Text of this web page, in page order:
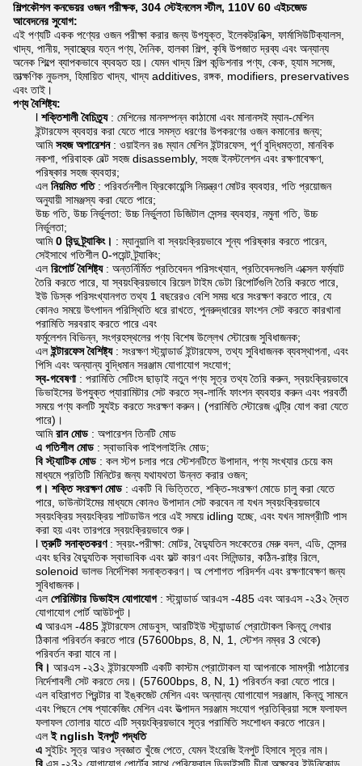
শিল্পকৌশল কনভেয়র ওজন পরীক্ষক, 304 স্টেইনলেস স্টীল, 110V 60 এইচজেড
আবেদনের সুযোগ:
এই পণ্যটি একক পণ্যের ওজন পরীক্ষা করার জন্য উপযুক্ত, ইলেকট্রনিক্স, ফার্মাসিউটিক্যালস,
খাদ্য, পানীয়, স্বাস্থ্যের যত্ন পণ্য, দৈনিক, হালকা শিল্প, কৃষি উপজাত দ্রব্য এবং অন্যান্য
অনেক শিল্পে ব্যাপকভাবে ব্যবহৃত হয়। যেমন খাদ্য শিল্প কন্ডিশনার পণ্য, কেক, হ্যাম সসেজ,
তাত্ক্ষণিক নুডলস, হিমায়িত খাদ্য, খাদ্য additives, রঙ্গক, modifiers, preservatives
এবং তাই।
পণ্য বৈশিষ্ট্য:
l শক্তিশালী বৈচিত্র্য: মেশিনের মানসম্পন্ন কাঠামো এবং মানানসই ম্যান-মেশিন
ইন্টারফেস ব্যবহার করা যেতে পারে সমস্ত ধরণের উপকরণের ওজন কমানোর জন্য;
আমিসহজ অপারেশন: ওয়াইলন রঙ ম্যান মেশিন ইন্টারফেস, পূর্ণ বুদ্ধিমত্তা, মানবিক
নকশা, পরিবাহক বেল্ট সহজ disassembly, সহজ ইনস্টলেশন এবং রক্ষণাবেক্ষণ,
পরিষ্কার সহজ ব্যবহার;
এল নিয়মিত গতি: পরিবর্তনশীল ফ্রিকোয়েন্সি নিয়ন্ত্রণ মোটর ব্যবহার, গতি প্রয়োজন
অনুযায়ী সামঞ্জস্য করা যেতে পারে;
উচ্চ গতি, উচ্চ নির্ভুলতা: উচ্চ নির্ভুলতা ডিজিটাল সেন্সর ব্যবহার, নমুনা গতি, উচ্চ
নির্ভুলতা;
আমি0 বিন্দু ট্র্যাকিং। : ম্যানুয়ালি বা স্বয়ংক্রিয়ভাবে শূন্য পরিষ্কার করতে পারেন,
সেইসাথে গতিশীল 0-পয়েন্ট ট্র্যাকিং;
এল রিপোর্ট বৈশিষ্ট্য: অন্তর্নির্মিত প্রতিবেদন পরিসংখ্যান, প্রতিবেদনগুলি এক্সেল ফর্ম্যাট
তৈরি করতে পারে, যা স্বয়ংক্রিয়ভাবে রিয়েল টাইম ডেটা রিপোর্টগুলি তৈরি করতে পারে,
ইউ ডিস্ক পরিসংখ্যানগত তথ্য 1 বছরেরও বেশি সময় ধরে সংরক্ষণ করতে পারে, যে
কোনও সময়ে উৎপাদন পরিস্থিতি ধরে রাখতে, পুনরুদ্ধারের ফাংশন সেট করতে কারখানা
পরামিতি সরবরাহ করতে পারে এবং
ফর্মুলেশন বিভিন্ন, সংগ্রহস্থলের পণ্য বিশেষ উল্লেখ স্টোরেজ সুবিধাজনক;
এলইন্টারফেস বৈশিষ্ট্য: সংরক্ষণ স্ট্যান্ডার্ড ইন্টারফেস, তথ্য সুবিধাজনক ব্যবস্থাপনা, এবং
পিসি এবং অন্যান্য বুদ্ধিমান সরঞ্জাম যোগাযোগ সংযোগ;
স্ব-গবেষণা: পরামিতি সেটিংস ছাড়াই নতুন পণ্য সূত্র তথ্য তৈরি করুন, স্বয়ংক্রিয়ভাবে
ডিভাইসের উপযুক্ত প্যারামিটার সেট করতে স্ব-লার্নিং ফাংশন ব্যবহার করুন এবং পরবর্তী
সময়ে পণ্য কলটি স্যুইচ করতে সংরক্ষণ করুন। (পরামিতি স্টোরেজ এন্ট্রি যোগ করা যেতে
পারে)।
আমিরান মোড: অপারেশন তিনটি মোড
এ গতিশীল মোড: স্বাভাবিক পাইপলাইনিং মোড;
বি স্ট্যাটিক মোড: কল স্টপ চলার পরে স্টেশনটিতে উপাদান, পণ্য সংখ্যার চেয়ে কম
মাধ্যমে প্রতিটি মিনিটের জন্য যথাযথতা উন্নত করার ওজন;
গ। শক্তি সংরক্ষণ মোড: একটি বি ভিত্তিতে, শক্তি-সংরক্ষণ মোডে চালু করা যেতে
পারে, ডাউনটাইমের মাধ্যমে কোনও উপাদান সেট করবেন না যখন স্বয়ংক্রিয়ভাবে
স্বয়ংক্রিয় স্বয়ংক্রিয় শাটডাউন পরে এই সময়ে idling হচ্ছে, এবং যখন সামগ্রীটি পাস
করা হয় এবং তারপরে স্বয়ংক্রিয়ভাবে শুরু।
lত্রুটি সনাক্তকরণ: স্বয়ং-পরীক্ষা: মোটর, বৈদ্যুতিন সংকেতের মেরু বদল, এডি, সেন্সর
এবং ছবির বৈদ্যুতিক স্বাভাবিক এবং ফল্ট কারণ এবং সিলিন্ডার, কঠিন-রাষ্ট্র রিলে,
solenoid ভালভ নির্দেশিকা সনাক্তকরণ। অ পেশাগত পরিদর্শন এবং রক্ষণাবেক্ষণ জন্য
সুবিধাজনক।
এল পেরিমিটার ডিভাইস যোগাযোগ: স্ট্যান্ডার্ড আরএস -485 এবং আরএস -২3২ দ্বৈত
যোগাযোগ পোর্ট আউটপুট।
এ আরএস -485 ইন্টারফেস মোডবুস, আরটিইউ স্ট্যান্ডার্ড প্রোটোকল কিন্তু লেখার
ঠিকানা পরিবর্তন করতে পারে (57600bps, 8, N, 1, স্টেশন নম্বর 3 থেকে)
পরিবর্তন করা যাবে না।
বি। আরএস -২3২ ইন্টারফেসটি একটি কাস্টম প্রোটোকল যা আপনাকে সামগ্রী পাঠানোর
নির্দেশাবলী সেট করতে দেয়। (57600bps, 8, N, 1) পরিবর্তন করা যেতে পারে।
এল বহিরাগত প্রিন্টার বা ইঙ্কজেট মেশিন এবং অন্যান্য যোগাযোগ সরঞ্জাম, কিন্তু সামনে
এবং পিছনে শেষ প্যাকেজিং মেশিন এবং উত্পাদন সরঞ্জাম সংযোগ প্রতিক্রিয়া সঙ্গে ফলাফল
ফলাফল তোলার যাতে এটি স্বয়ংক্রিয়ভাবে সূত্র পরামিতি সংশোধন করতে পারেন।
এলই nglish ইনপুট পদ্ধতি
এ সুইচিং সূত্র আরও স্বজ্ঞাত খুঁজে পেতে, যেমন ইংরেজি ইনপুট হিসাবে সূত্র নাম।